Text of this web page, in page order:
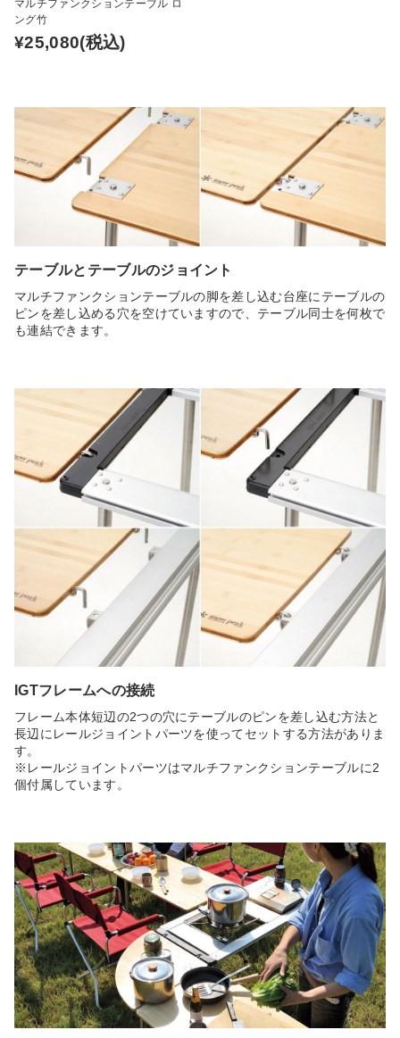
マルチファンクションテーブル ロ
ング竹
¥25,080(税込)
テーブルとテーブルのジョイント
マルチファンクションテーブルの脚を差し込む台座にテーブルの
ピンを差し込める穴を空けていますので、テーブル同士を何枚で
も連結できます。
IGTフレームへの接続
フレーム本体短辺の2つの穴にテーブルのピンを差し込む方法と
長辺にレールジョイントパーツを使ってセットする方法がありま
す。
※レールジョイントパーツはマルチファンクションテーブルに2
個付属しています。